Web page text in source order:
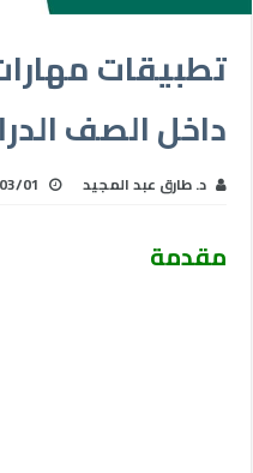
تطبيقات
داخل الصف
د. طارق عبد المجيد 01
مقدمة